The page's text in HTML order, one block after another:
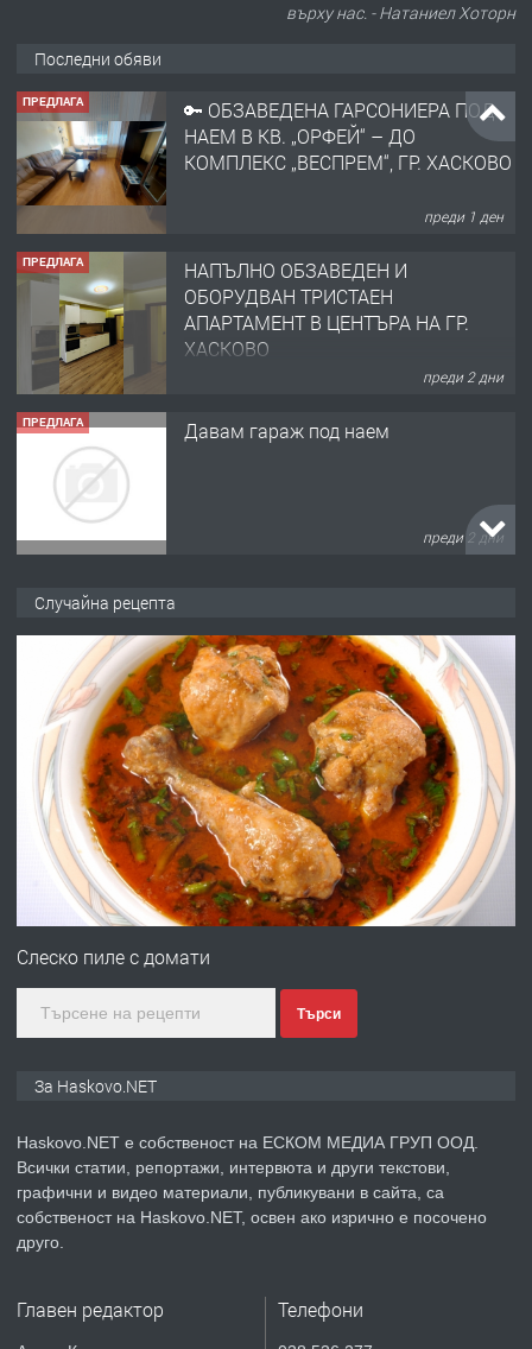
върху нас. - Натаниел Хоторн
Последни обяви
ПРЕДЛАГА
🔑 ОБЗАВЕДЕНА ГАРСОНИЕРА ПОД
НАЕМ В КВ. „ОРФЕЙ“ – ДО
КОМПЛЕКС „ВЕСПРЕМ“, ГР. ХАСКОВО
преди 1 ден
ПРЕДЛАГА
НАПЪЛНО ОБЗАВЕДЕН И
ОБОРУДВАН ТРИСТАЕН
АПАРТАМЕНТ В ЦЕНТЪРА НА ГР.
ХАСКОВО
преди 2 дни
ПРЕДЛАГА Давам гараж под наем
преди 2 дни
градската градина!
преди 2 дни
ПРЕДЛАГА
ПРОСТОРЕН ТРИСТАЕН
АПАРТАМЕНТ В НОВА СГРАДА КВ.
КУБА
преди 3 дни
ПРЕДЛАГА
Продавам парцел в гр. Хасково кв.
асфалт 0889 537 426
преди 3 дни
ПРЕДЛАГА
№4119 Едностаен обзаведен
Случайна рецепта
Слеско пиле с домати
Търси
За Haskovo.NET
Haskovo.NET е собственост на ЕСКОМ МЕДИА ГРУП ООД.
Всички статии, репортажи, интервюта и други текстови,
графични и видео материали, публикувани в сайта, са
собственост на Haskovo.NET, освен ако изрично е посочено
друго.
Главен редактор Телефони